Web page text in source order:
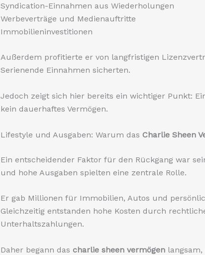
Syndication-Einnahmen aus Wiederholungen
Werbeverträge und Medienauftritte
Immobilieninvestitionen
Außerdem profitierte er von langfristigen
Serienende Einnahmen sicherten.
Jedoch zeigt sich hier bereits ein wichtiger Punkt:
kein dauerhaftes Vermögen.
Lifestyle und Ausgaben: Warum das Charlie Sheen
Ein entscheidender Faktor für den Rückgang war
und hohe Ausgaben spielten eine zentrale Rolle.
Er gab Millionen für Immobilien, Autos und
Gleichzeitig entstanden hohe Kosten durch
Unterhaltszahlungen.
Daher begann das charlie sheen vermögen